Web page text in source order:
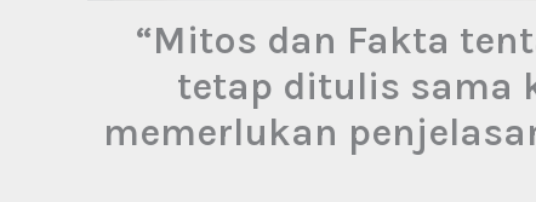
“Mitos dan Fakta
tetap ditulis sama
memerlukan